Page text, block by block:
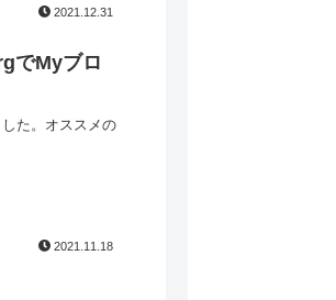
2021.12.31
でMyブロ
た。オススメの
2021.11.18